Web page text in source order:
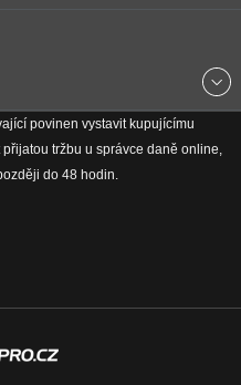
akčním zboží a upozornění
povinen vystavit kupujícímu
tržbu u správce daně online,
do 48 hodin.